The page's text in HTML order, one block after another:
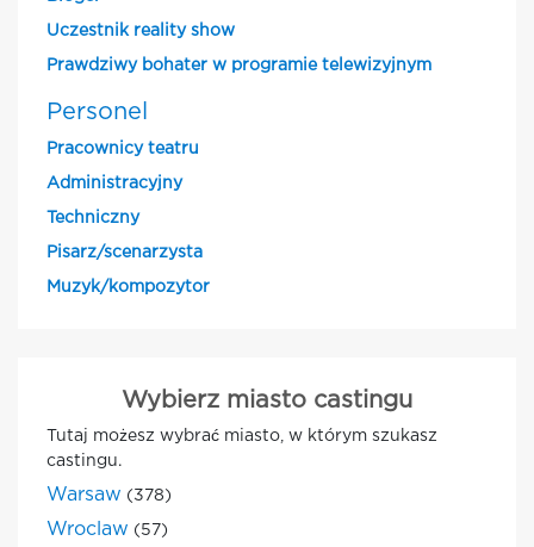
Uczestnik reality show
Prawdziwy bohater w programie telewizyjnym
Personel
Pracownicy teatru
Administracyjny
Techniczny
Pisarz/scenarzysta
Muzyk/kompozytor
Wybierz miasto castingu
Tutaj możesz wybrać miasto, w którym szukasz
castingu.
Warsaw (378)
Wroclaw (57)